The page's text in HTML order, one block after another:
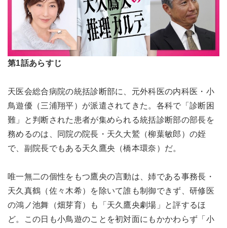
第1話あらすじ
天医会総合病院の統括診断部に、元外科医の内科医・小
鳥遊優（三浦翔平）が派遣されてきた。各科で「診断困
難」と判断された患者が集められる統括診断部の部長を
務めるのは、同院の院長・天久大鷲（柳葉敏郎）の姪
で、副院長でもある天久鷹央（橋本環奈）だ。
唯一無二の個性をもつ鷹央の言動は、姉である事務長・
天久真鶴（佐々木希）を除いて誰も制御できず、研修医
の鴻ノ池舞（畑芽育）も「天久鷹央劇場」と評するほ
ど。この日も小鳥遊のことを初対面にもかかわらず「小